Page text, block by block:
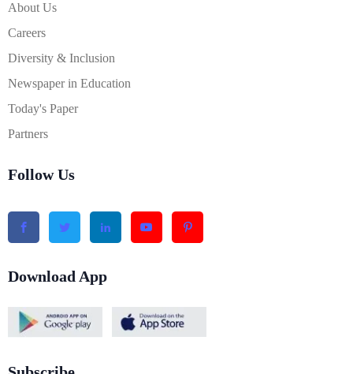
About Us
Careers
Diversity & Inclusion
Newspaper in Education
Today's Paper
Partners
Follow Us
Download App